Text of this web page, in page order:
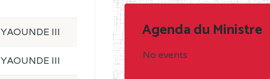
YAOUNDE III
YAOUNDE III
Agenda du Ministre
No events